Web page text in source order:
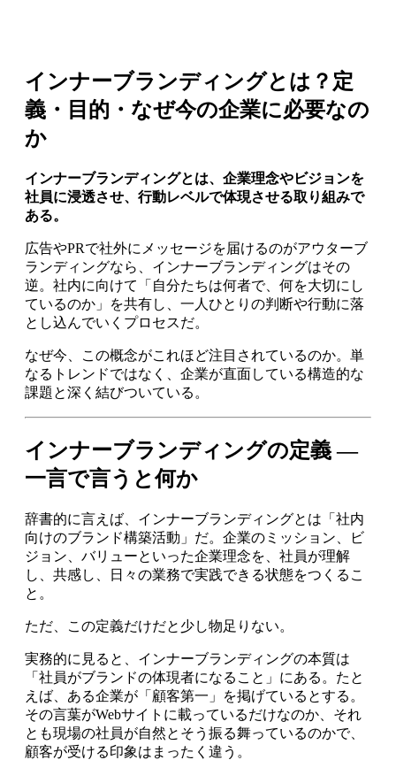
インナーブランディングとは？定
義・目的・なぜ今の企業に必要なの
か
インナーブランディングとは、企業理念やビジョンを
社員に浸透させ、行動レベルで体現させる取り組みで
ある。
広告やPRで社外にメッセージを届けるのがアウターブ
ランディングなら、インナーブランディングはその
逆。社内に向けて「自分たちは何者で、何を大切にし
ているのか」を共有し、一人ひとりの判断や行動に落
とし込んでいくプロセスだ。
なぜ今、この概念がこれほど注目されているのか。単
なるトレンドではなく、企業が直面している構造的な
課題と深く結びついている。
インナーブランディングの定義 —
一言で言うと何か
辞書的に言えば、インナーブランディングとは「社内
向けのブランド構築活動」だ。企業のミッション、ビ
ジョン、バリューといった企業理念を、社員が理解
し、共感し、日々の業務で実践できる状態をつくるこ
と。
ただ、この定義だけだと少し物足りない。
実務的に見ると、インナーブランディングの本質は
「社員がブランドの体現者になること」にある。たと
えば、ある企業が「顧客第一」を掲げているとする。
その言葉がWebサイトに載っているだけなのか、それ
とも現場の社員が自然とそう振る舞っているのかで、
顧客が受ける印象はまったく違う。